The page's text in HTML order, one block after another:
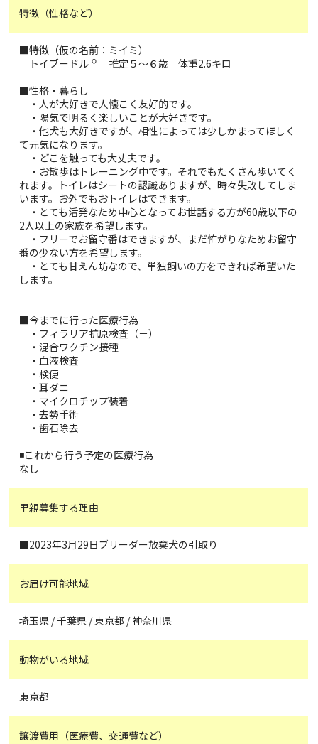
特徴（性格など）
■特徴（仮の名前：ミイミ）
トイブードル♀️ 推定５～６歳 体重2.6キロ
■性格・暮らし
・人が大好きで人懐こく友好的です。
・陽気で明るく楽しいことが大好きです。
・他犬も大好きですが、相性によっては少しかまってほしく
て元気になります。
・どこを触っても大丈夫です。
・お散歩はトレーニング中です。それでもたくさん歩いてく
れます。トイレはシートの認識ありますが、時々失敗してしま
います。お外でもおトイレはできます。
・とても活発なため中心となってお世話する方が60歳以下の
2人以上の家族を希望します。
・フリーでお留守番はできますが、まだ怖がりなためお留守
番の少ない方を希望します。
・とても甘えん坊なので、単独飼いの方をできれば希望いた
します。
■今までに行った医療行為
・フィラリア抗原検査（－）
・混合ワクチン接種
・血液検査
・検便
・耳ダニ
・マイクロチップ装着
・去勢手術
・歯石除去
◾これから行う予定の医療行為
なし
里親募集する理由
■2023年3月29日ブリーダー放棄犬の引取り
お届け可能地域
埼玉県 / 千葉県 / 東京都 / 神奈川県
動物がいる地域
東京都
譲渡費用（医療費、交通費など）